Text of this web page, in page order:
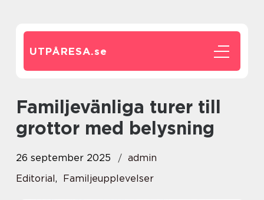
UTPÅRESA.se
Familjevänliga turer till
grottor med belysning
26 september 2025
admin
Editorial, Familjeupplevelser